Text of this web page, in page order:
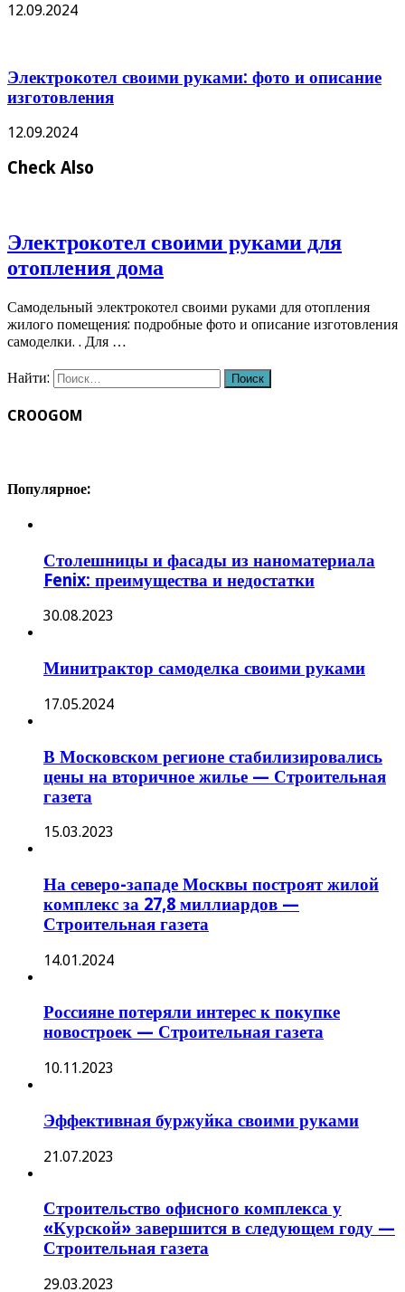
12.09.2024
Электрокотел своими руками: фото и описание
изготовления
12.09.2024
Check Also
Электрокотел своими руками для
отопления дома
Самодельный электрокотел своими руками для отопления
жилого помещения: подробные фото и описание изготовления
самоделки. . Для …
Найти:
CROOGOM
Популярное:
Столешницы и фасады из наноматериала
Fenix: преимущества и недостатки
30.08.2023
Минитрактор самоделка своими руками
17.05.2024
В Московском регионе стабилизировались
цены на вторичное жилье — Строительная
газета
15.03.2023
На северо-западе Москвы построят жилой
комплекс за 27,8 миллиардов —
Строительная газета
14.01.2024
Россияне потеряли интерес к покупке
новостроек — Строительная газета
10.11.2023
Эффективная буржуйка своими руками
21.07.2023
Строительство офисного комплекса у
«Курской» завершится в следующем году —
Строительная газета
29.03.2023